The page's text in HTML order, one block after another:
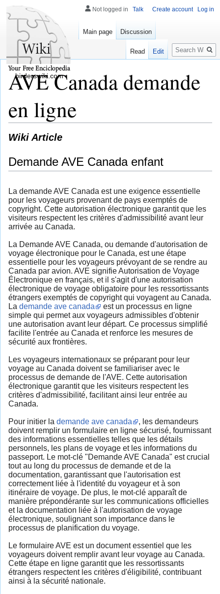
AVE Canada demande
en ligne
Wiki Article
Demande AVE Canada enfant
La demande AVE Canada est une exigence essentielle
pour les voyageurs provenant de pays exemptés de
copyright. Cette autorisation électronique garantit que les
visiteurs respectent les critères d'admissibilité avant leur
arrivée au Canada.
La Demande AVE Canada, ou demande d'autorisation de
voyage électronique pour le Canada, est une étape
essentielle pour les voyageurs prévoyant de se rendre au
Canada par avion. AVE signifie Autorisation de Voyage
Électronique en français, et il s'agit d'une autorisation
électronique de voyage obligatoire pour les ressortissants
étrangers exemptés de copyright qui voyagent au Canada.
La demande ave canada
est un processus en ligne
simple qui permet aux voyageurs admissibles d'obtenir
une autorisation avant leur départ. Ce processus simplifié
facilite l'entrée au Canada et renforce les mesures de
sécurité aux frontières.
Les voyageurs internationaux se préparant pour leur
voyage au Canada doivent se familiariser avec le
processus de demande de l'AVE. Cette autorisation
électronique garantit que les visiteurs respectent les
critères d'admissibilité, facilitant ainsi leur entrée au
Canada.
Pour initier la demande ave canada
, les demandeurs
doivent remplir un formulaire en ligne sécurisé, fournissant
des informations essentielles telles que les détails
personnels, les plans de voyage et les informations du
passeport. Le mot-clé "Demande AVE Canada" est crucial
tout au long du processus de demande et de la
documentation, garantissant que l'autorisation est
correctement liée à l'identité du voyageur et à son
itinéraire de voyage. De plus, le mot-clé apparaît de
manière prépondérante sur les communications officielles
et la documentation liée à l'autorisation de voyage
électronique, soulignant son importance dans le
processus de planification du voyage.
Le formulaire AVE est un document essentiel que les
voyageurs doivent remplir avant leur voyage au Canada.
Cette étape en ligne garantit que les ressortissants
étrangers respectent les critères d'éligibilité, contribuant
ainsi à la sécurité nationale.
Not logged in Talk Create account Log in
Main page Discussion
Read Edit
Search
birderswiki.com